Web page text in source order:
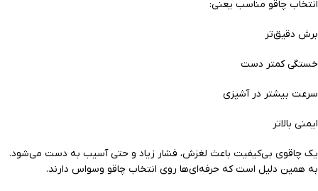
انتخاب چاقو مناسب یعنی:
برش دقیق‌تر
خستگی کمتر دست
سرعت بیشتر در آشپزی
ایمنی بالاتر
یک چاقوی بی‌کیفیت باعث لغزش، فشار زیاد و حتی آسیب به دست می‌شود.
به همین دلیل است که حرفه‌ای‌ها روی انتخاب چاقو وسواس دارند.